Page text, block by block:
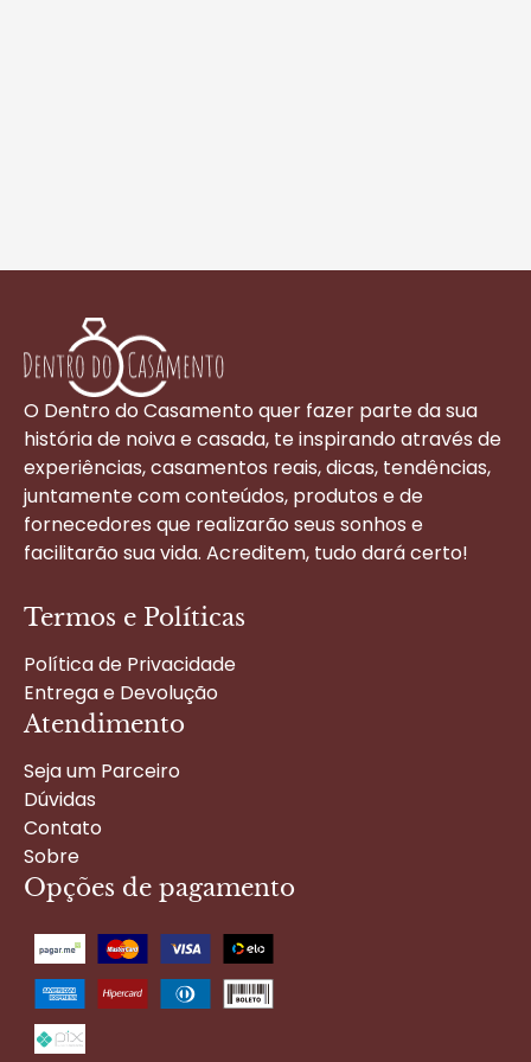
O Dentro do Casamento quer fazer parte da sua
história de noiva e casada, te inspirando através de
experiências, casamentos reais, dicas, tendências,
juntamente com conteúdos, produtos e de
fornecedores que realizarão seus sonhos e
facilitarão sua vida. Acreditem, tudo dará certo!
Termos e Políticas
Política de Privacidade
Entrega e Devolução
Atendimento
Seja um Parceiro
Dúvidas
Contato
Sobre
Opções de pagamento